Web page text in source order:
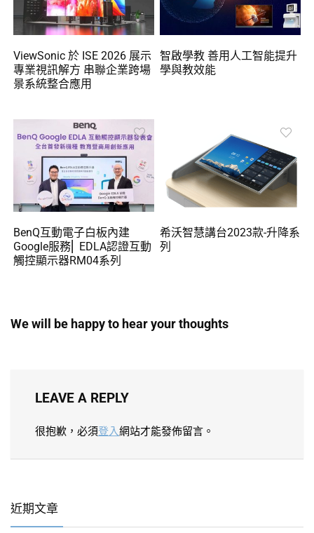
ViewSonic 於 ISE 2026 展示
專業視訊解方 串聯企業跨場
景系統整合應用
智啟學教 善用人工智能提升
學與教效能
BenQ互動電子白板內建
Google服務⎜ EDLA認證互動
觸控顯示器RM04系列
希沃智慧講台2023款-升降系
列
We will be happy to hear your thoughts
LEAVE A REPLY
很抱歉，必須登入網站才能發佈留言。
近期文章